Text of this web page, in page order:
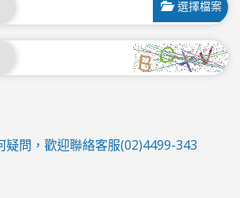
選擇檔案
疑問，歡迎聯絡客服(02)4499-343